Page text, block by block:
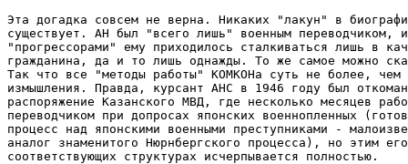
Эта догадка совсем не веpна. Никаких "лакун" в
существует. АH был "всего лишь" военным переводчиком,
"прогрессорами" ему приходилось сталкиваться лишь в
гражданина, да и то лишь однажды. То же самое можно
Так что все "методы работы" КОМКОНа суть не более, чем
измышления. Правда, курсант АНС в 1946 году был
pаспоpяжение Казанского МВД, где несколько месяцев
переводчиком при допросах японских военнопленных
процесс над японскими военными преступниками -
аналог знаменитого Нюрнбергского процесса), но этим
соответствующих структурах исчеpпывается полностью.